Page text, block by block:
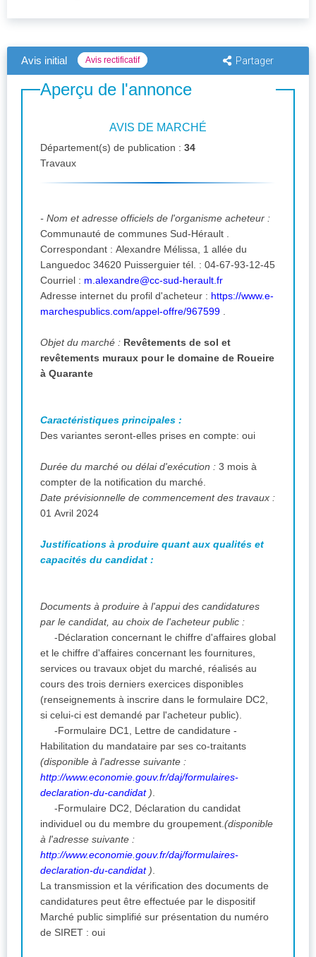
Avis initial Avis rectificatif Partager
Aperçu de l'annonce
AVIS DE MARCHÉ
Département(s) de publication : 34
Travaux
- Nom et adresse officiels de l'organisme acheteur :
Communauté de communes Sud-Hérault .
Correspondant : Alexandre Mélissa, 1 allée du
Languedoc 34620 Puisserguier tél. : 04-67-93-12-45
Courriel : m.alexandre@cc-sud-herault.fr
Adresse internet du profil d'acheteur : https://www.e-
marchespublics.com/appel-offre/967599
Objet du marché : Revêtements de sol et
revêtements muraux pour le domaine de Roueire
à Quarante
Caractéristiques principales :
Des variantes seront-elles prises en compte: oui
Durée du marché ou délai d'exécution : 3 mois à
compter de la notification du marché.
Date prévisionnelle de commencement des travaux :
01 Avril 2024
Justifications à produire quant aux qualités et
capacités du candidat :
Documents à produire à l'appui des candidatures
par le candidat, au choix de l'acheteur public :
-Déclaration concernant le chiffre d'affaires global
et le chiffre d'affaires concernant les fournitures,
services ou travaux objet du marché, réalisés au
cours des trois derniers exercices disponibles
(renseignements à inscrire dans le formulaire DC2,
si celui-ci est demandé par l'acheteur public).
-Formulaire DC1, Lettre de candidature -
Habilitation du mandataire par ses co-traitants
(disponible à l'adresse suivante :
http://www.economie.gouv.fr/daj/formulaires-
declaration-du-candidat)
-Formulaire DC2, Déclaration du candidat
individuel ou du membre du groupement. (disponible
à l'adresse suivante :
http://www.economie.gouv.fr/daj/formulaires-
declaration-du-candidat)
La transmission et la vérification des documents de
candidatures peut être effectuée par le dispositif
Marché public simplifié sur présentation du numéro
de SIRET : oui